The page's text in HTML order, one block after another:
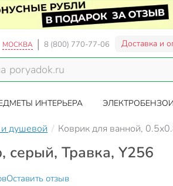
МОСКВА 8 (800) 770-77-06 Доставка и
ИНТЕРЬЕРА
душевой Коврик для ванной,
серый, Травка, Y256
Оставить отзыв